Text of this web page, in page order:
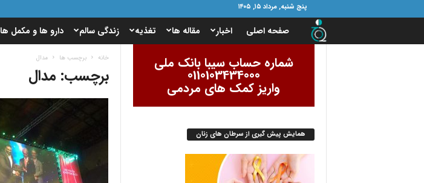
پنج شنبه, مرداد ۱۵, ۱۴۰۵
ا
د
صفحه اصلی اخبار مقاله ها تغذیه زندگی سالم دارو ها و مکمل ها
خانه برچسب ها مدال
برچسب: مدال
شماره حساب سیبا بانک ملی
0110103434000
واریز کمک های مردمی
همایش پیش گیری از سرطان های زنان